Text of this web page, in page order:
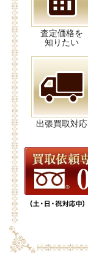
査定価格を
知りたい
出張買取対応